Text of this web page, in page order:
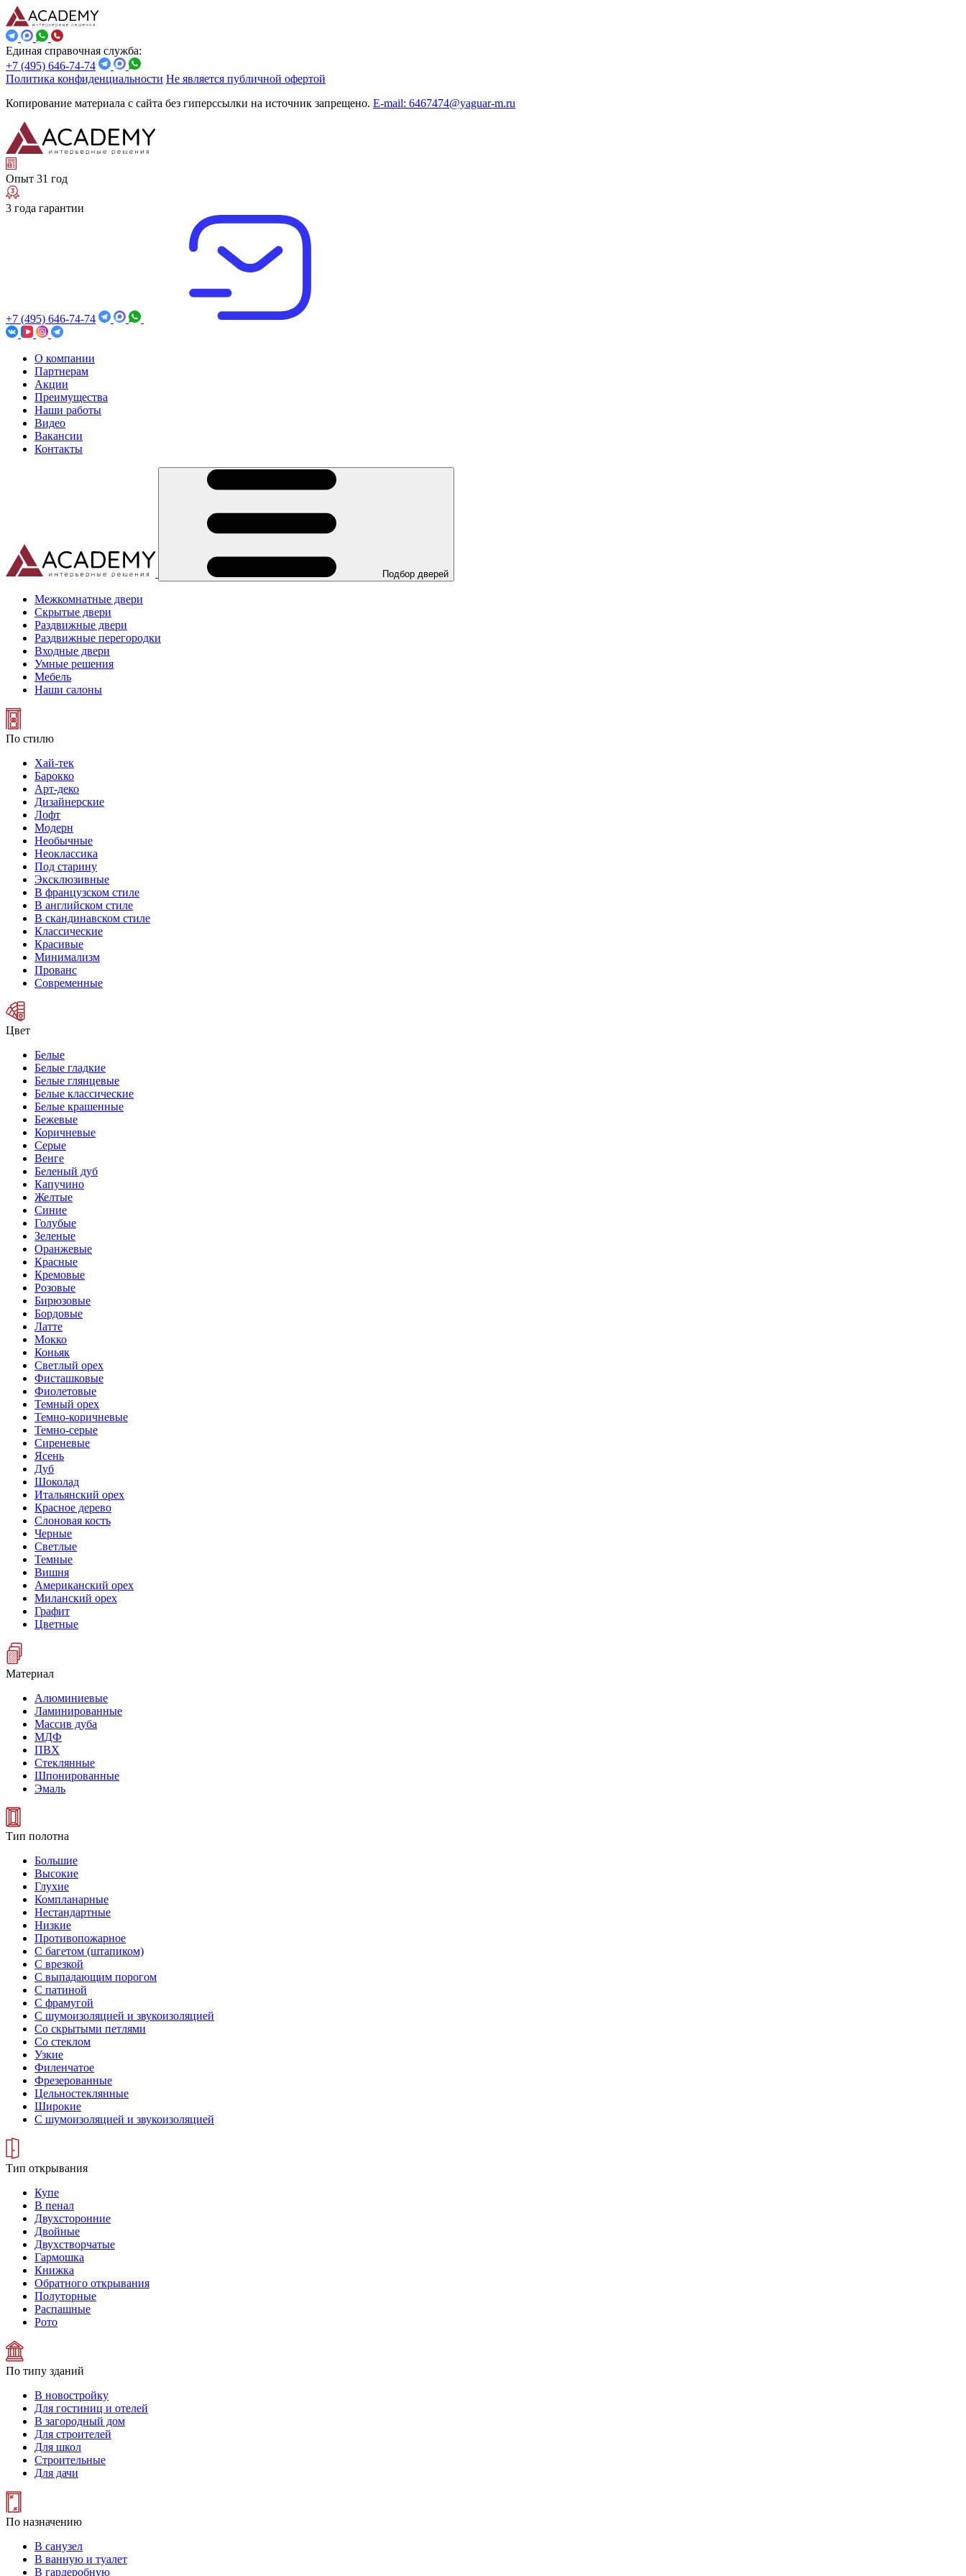
Единая справочная служба:
+7 (495) 646-74-74
Политика конфиденциальности Не является публичной офертой
Копирование материала с сайта без гиперссылки на источник запрещено. E-mail: 6467474@yaguar-m.ru
Опыт 31 год
3 года гарантии
+7 (495) 646-74-74
О компании
Партнерам
Акции
Преимущества
Наши работы
Видео
Вакансии
Контакты
Подбор дверей
Межкомнатные двери
Скрытые двери
Раздвижные двери
Раздвижные перегородки
Входные двери
Умные решения
Мебель
Наши салоны
По стилю
Хай-тек
Барокко
Арт-деко
Дизайнерские
Лофт
Модерн
Необычные
Неоклассика
Под старину
Эксклюзивные
В французском стиле
В английском стиле
В скандинавском стиле
Классические
Красивые
Минимализм
Прованс
Современные
Цвет
Белые
Белые гладкие
Белые глянцевые
Белые классические
Белые крашенные
Бежевые
Коричневые
Серые
Венге
Беленый дуб
Капучино
Желтые
Синие
Голубые
Зеленые
Оранжевые
Красные
Кремовые
Розовые
Бирюзовые
Бордовые
Латте
Мокко
Коньяк
Светлый орех
Фисташковые
Фиолетовые
Темный орех
Темно-коричневые
Темно-серые
Сиреневые
Ясень
Дуб
Шоколад
Итальянский орех
Красное дерево
Слоновая кость
Черные
Светлые
Темные
Вишня
Американский орех
Миланский орех
Графит
Цветные
Материал
Алюминиевые
Ламинированные
Массив дуба
МДФ
ПВХ
Стеклянные
Шпонированные
Эмаль
Тип полотна
Большие
Высокие
Глухие
Компланарные
Нестандартные
Низкие
Противопожарное
С багетом (штапиком)
С врезкой
С выпадающим порогом
С патиной
С фрамугой
С шумоизоляцией и звукоизоляцией
Со скрытыми петлями
Со стеклом
Узкие
Филенчатое
Фрезерованные
Цельностеклянные
Широкие
С шумоизоляцией и звукоизоляцией
Тип открывания
Купе
В пенал
Двухсторонние
Двойные
Двухстворчатые
Гармошка
Книжка
Обратного открывания
Полуторные
Распашные
Рото
По типу зданий
В новостройку
Для гостиниц и отелей
В загородный дом
Для строителей
Для школ
Строительные
Для дачи
По назначению
В санузел
В ванную и туалет
В гардеробную